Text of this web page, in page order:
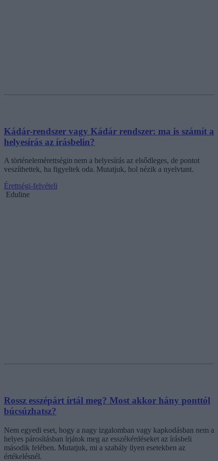
Kádár-rendszer vagy Kádár rendszer: ma is számít a
helyesírás az írásbelin?
A történelemérettségin nem a helyesírás az elsődleges, de pontot
veszíthettek, ha figyeltek oda. Mutatjuk, hol nézik a nyelvtant.
Érettségi-felvételi
Eduline
Rossz esszépárt írtál meg? Most akkor hány ponttól
búcsúzhatsz?
Nem egyedi eset, hogy a nagy izgalomban vagy kapkodásban nem a
helyes párosításban írjátok meg az esszékérdéseket az írásbeli
második felében. Mutatjuk, mi a szabály ilyen esetekben az
értékelésnél.